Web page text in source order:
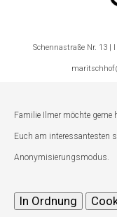
Schennastraße Nr. 13 |
Impressum|
Familie Ilmer möchte gerne
Euch am interessantesten
Anonymisierungsmodus.
In Ordnung